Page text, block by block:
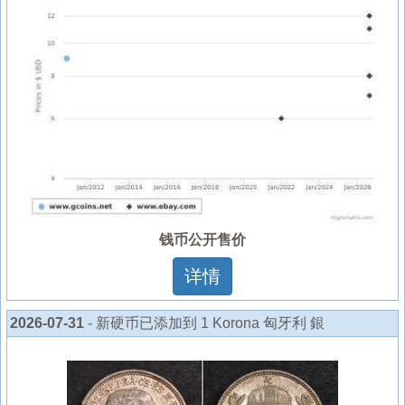
钱币公开售价
详情
2026-07-31 - 新硬币已添加到 1 Korona 匈牙利 銀